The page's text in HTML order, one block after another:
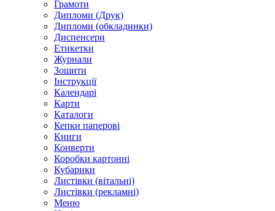
Грамоти
Дипломи (Друк)
Дипломи (обкладинки)
Диспенсери
Етикетки
Журнали
Зошити
Інструкції
Календарі
Карти
Каталоги
Кепки паперові
Книги
Конверти
Коробки картонні
Кубарики
Листівки (вітальні)
Листівки (рекламні)
Меню